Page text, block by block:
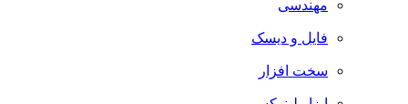
مهندسی
فایل و دیسک
سخت افزار